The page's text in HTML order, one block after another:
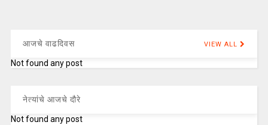
आजचे वाढदिवस VIEW ALL
Not found any post
नेत्यांचे आजचे दौरे
Not found any post